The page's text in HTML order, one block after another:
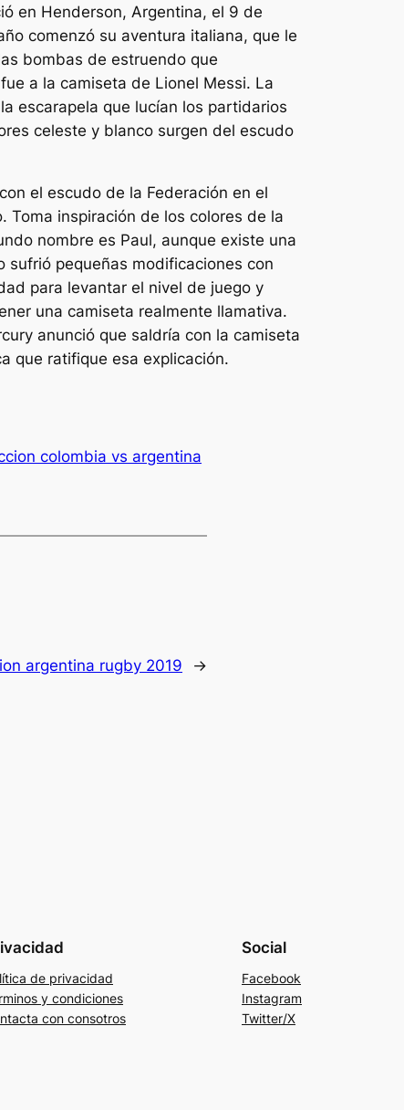
en Henderson, Argentina, el 9 de
comenzó su aventura italiana, que le
bombas de estruendo que
a la camiseta de Lionel Messi. La
escarapela que lucían los partidarios
celeste y blanco surgen del escudo
el escudo de la Federación en el
Toma inspiración de los colores de la
nombre es Paul, aunque existe una
sufrió pequeñas modificaciones con
para levantar el nivel de juego y
una camiseta realmente llamativa.
anunció que saldría con la camiseta
que ratifique esa explicación.
colombia vs argentina
argentina rugby 2019 →
de privacidad
y condiciones
con consotros
Social
Facebook
Instagram
Twitter/X